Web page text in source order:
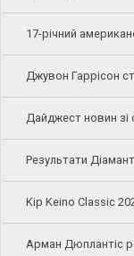
17-річний
Джувон Гаррісон
Дайджест новин зі
Результати
Kip Keino Classic
Арман Дюплантіс